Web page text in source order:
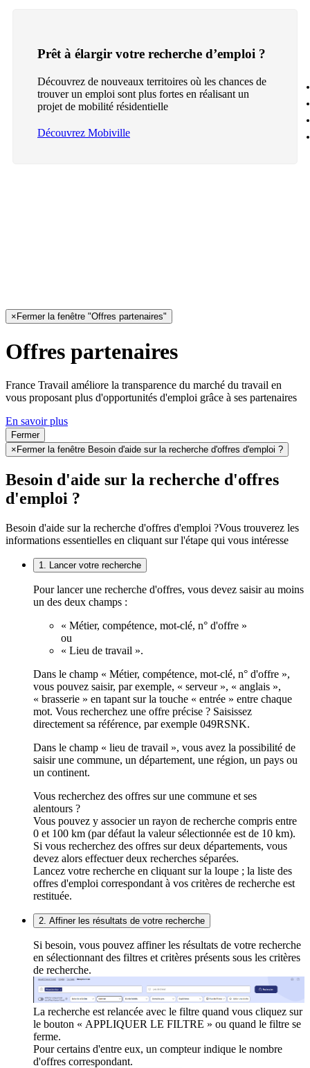
Prêt à élargir votre recherche d’emploi ?
Découvrez de nouveaux territoires où les chances de
trouver un emploi sont plus fortes en réalisant un
projet de mobilité résidentielle
Découvrez Mobiville
× Fermer la fenêtre "Offres partenaires"
Offres partenaires
France Travail améliore la transparence du marché du travail en
vous proposant plus d'opportunités d'emploi grâce à ses partenaires
En savoir plus
Fermer
× Fermer la fenêtre Besoin d'aide sur la recherche d'offres d'emploi ?
Besoin d'aide sur la recherche d'offres
d'emploi ?
Besoin d'aide sur la recherche d'offres d'emploi ?Vous trouverez les
informations essentielles en cliquant sur l'étape qui vous intéresse
1. Lancer votre recherche
Pour lancer une recherche d'offres, vous devez saisir au moins
un des deux champs :
« Métier, compétence, mot-clé, n° d'offre »
ou
« Lieu de travail ».
Dans le champ « Métier, compétence, mot-clé, n° d'offre »,
vous pouvez saisir, par exemple, « serveur », « anglais »,
« brasserie » en tapant sur la touche « entrée » entre chaque
mot. Vous recherchez une offre précise ? Saisissez
directement sa référence, par exemple 049RSNK.
Dans le champ « lieu de travail », vous avez la possibilité de
saisir une commune, un département, une région, un pays ou
un continent.
Vous recherchez des offres sur une commune et ses
alentours ?
Vous pouvez y associer un rayon de recherche compris entre
0 et 100 km (par défaut la valeur sélectionnée est de 10 km).
Si vous recherchez des offres sur deux départements, vous
devez alors effectuer deux recherches séparées.
Lancez votre recherche en cliquant sur la loupe ; la liste des
offres d'emploi correspondant à vos critères de recherche est
restituée.
2. Affiner les résultats de votre recherche
Si besoin, vous pouvez affiner les résultats de votre recherche
en sélectionnant des filtres et critères présents sous les critères
de recherche.
La recherche est relancée avec le filtre quand vous cliquez sur
le bouton « APPLIQUER LE FILTRE » ou quand le filtre se
ferme.
Pour certains d'entre eux, un compteur indique le nombre
d'offres correspondant.